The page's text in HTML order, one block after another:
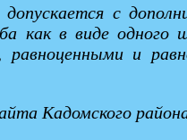
допускается с
как в виде
и
Кадомского